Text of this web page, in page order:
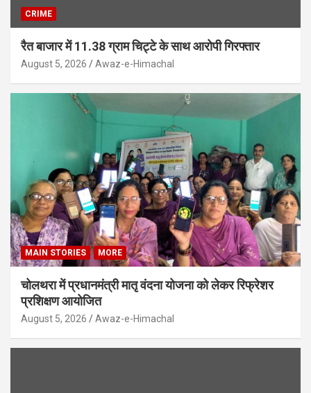
CRIME
रैत बाजार में 11.38 ग्राम चिट्टे के साथ आरोपी गिरफ्तार
August 5, 2026 Awaz-e-Himachal
MAIN STORIES MORE
चोलथरा में प्रधानमंत्री मातृ वंदना योजना को लेकर रिफ्रेशर
प्रशिक्षण आयोजित
August 5, 2026 Awaz-e-Himachal